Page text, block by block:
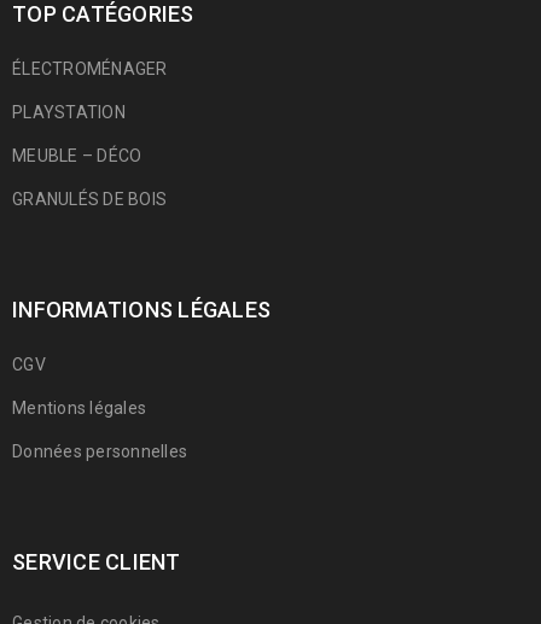
TOP CATÉGORIES
ÉLECTROMÉNAGER
PLAYSTATION
MEUBLE – DÉCO
GRANULÉS DE BOIS
INFORMATIONS LÉGALES
CGV
Mentions légales
Données personnelles
SERVICE CLIENT